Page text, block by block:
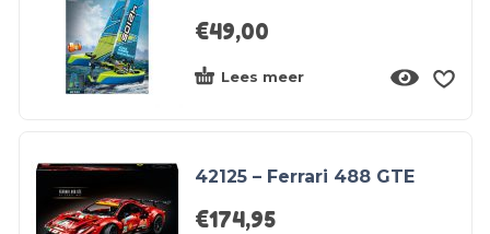
€49,00
Lees meer
42125 – Ferrari 488 GTE
€174,95